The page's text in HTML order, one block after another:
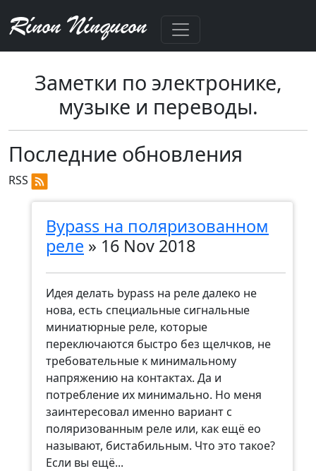
Rínon Nínqueon
Заметки по электронике,
музыке и переводы.
Последние обновления
RSS
Bypass на поляризованном
реле » 16 Nov 2018
Идея делать bypass на реле далеко не
нова, есть специальные сигнальные
миниатюрные реле, которые
переключаются быстро без щелчков, не
требовательные к минимальному
напряжению на контактах. Да и
потребление их минимально. Но меня
заинтересовал именно вариант с
поляризованным реле или, как ещё ео
называют, бистабильным. Что это такое?
Если вы ещё...